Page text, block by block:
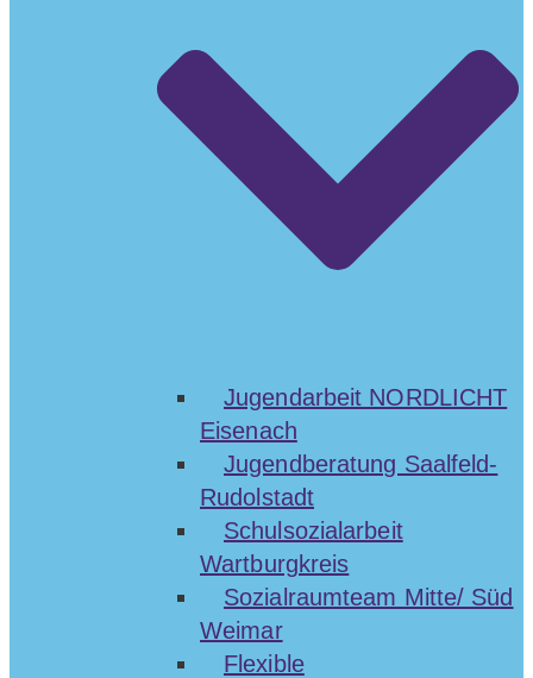
Jugendarbeit NORDLICHT
Eisenach
Jugendberatung Saalfeld-
Rudolstadt
Schulsozialarbeit
Wartburgkreis
Sozialraumteam Mitte/ Süd
Weimar
Flexible